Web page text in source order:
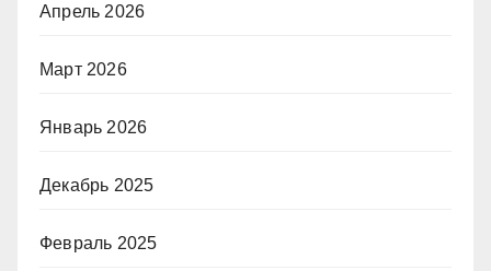
Апрель 2026
Март 2026
Январь 2026
Декабрь 2025
Февраль 2025